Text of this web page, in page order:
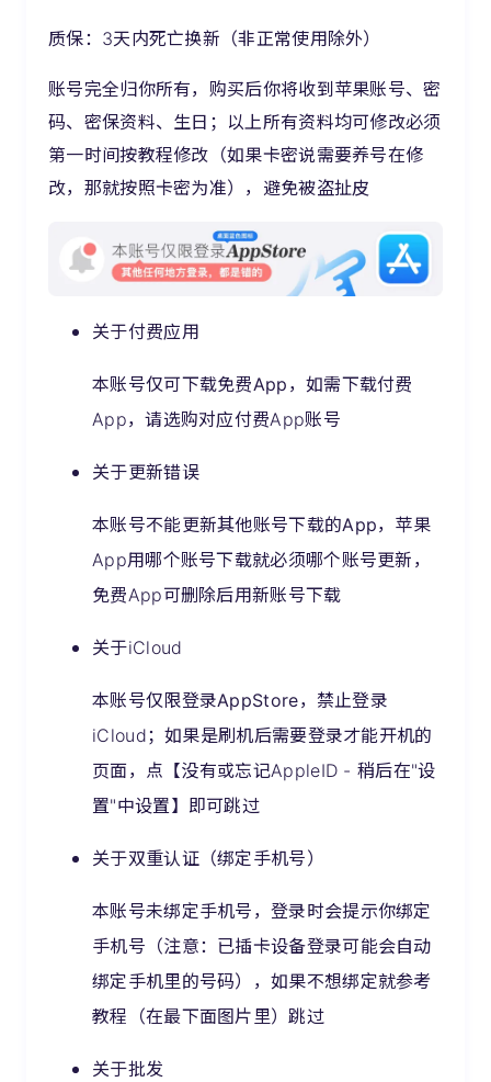
质保：3天内死亡换新（非正常使用除外）
账号完全归你所有，购买后你将收到苹果账号、密
码、密保资料、生日；以上所有资料均可修改必须
第一时间按教程修改（如果卡密说需要养号在修
改，那就按照卡密为准） ，避免被盗扯皮
关于付费应用
本账号仅可下载免费App ，如需下载付费
App，请选购对应付费App账号
关于更新错误
本账号不能更新其他账号下载的App，苹果
App用哪个账号下载就必须哪个账号更新，
免费App可删除后用新账号下载
关于iCloud
本账号仅限登录AppStore，禁止登录
iCloud；如果是刷机后需要登录才能开机的
页面，点【没有或忘记AppleID - 稍后在"设
置"中设置】即可跳过
关于双重认证（绑定手机号）
本账号未绑定手机号，登录时会提示你绑定
手机号（注意：已插卡设备登录可能会自动
绑定手机里的号码），如果不想绑定就参考
教程（在最下面图片里）跳过
关于批发